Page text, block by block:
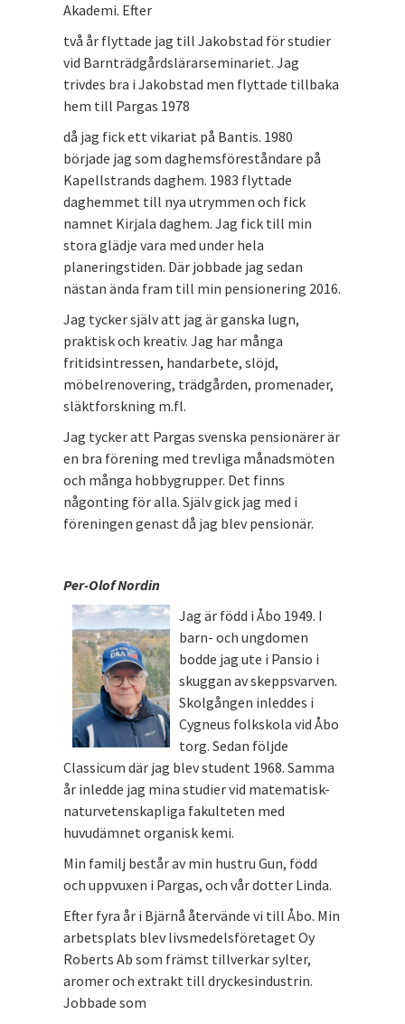
Akademi. Efter
två år flyttade jag till Jakobstad för studier
vid Barnträdgårdslärarseminariet. Jag
trivdes bra i Jakobstad men flyttade tillbaka
hem till Pargas 1978
då jag fick ett vikariat på Bantis. 1980
började jag som daghemsföreståndare på
Kapellstrands daghem. 1983 flyttade
daghemmet till nya utrymmen och fick
namnet Kirjala daghem. Jag fick till min
stora glädje vara med under hela
planeringstiden. Där jobbade jag sedan
nästan ända fram till min pensionering 2016.
Jag tycker själv att jag är ganska lugn,
praktisk och kreativ. Jag har många
fritidsintressen, handarbete, slöjd,
möbelrenovering, trädgården, promenader,
släktforskning m.fl.
Jag tycker att Pargas svenska pensionärer är
en bra förening med trevliga månadsmöten
och många hobbygrupper. Det finns
någonting för alla. Själv gick jag med i
föreningen genast då jag blev pensionär.
Per-Olof Nordin
Jag är född i Åbo 1949. I
barn- och ungdomen
bodde jag ute i Pansio i
skuggan av skeppsvarven.
Skolgången inleddes i
Cygneus folkskola vid Åbo
torg. Sedan följde
Classicum där jag blev student 1968. Samma
år inledde jag mina studier vid matematisk-
naturvetenskapliga fakulteten med
huvudämnet organisk kemi.
Min familj består av min hustru Gun, född
och uppvuxen i Pargas, och vår dotter Linda.
Efter fyra år i Bjärnå återvände vi till Åbo. Min
arbetsplats blev livsmedelsföretaget Oy
Roberts Ab som främst tillverkar sylter,
aromer och extrakt till dryckesindustrin.
Jobbade som